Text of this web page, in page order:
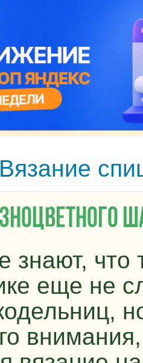
Вязание
знают, что
еще не